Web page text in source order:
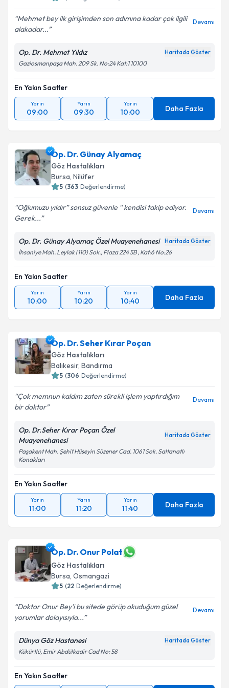
E-posta Adresiniz
Kişisel verilerimin işlenmesine ilişkin
Aydınlatma
Metni'ni okudum ve kişisel verilerimin belirtilen
Takvim Talebini Gönder
Mehmet bey ilk girişimden son adımına kadar çok ilgili
alakadar...
Devamı
Op. Dr. Mehmet Yıldız Haritada Göster
Gaziosmanpaşa Mah. 209 Sk. No:24 Kat:1 10100
En Yakın Saatler
Yarın
09:00
Yarın
09:30
Yarın
10:00 Daha Fazla
Op. Dr. Günay Alyamaç
Göz Hastalıkları
Bursa, Nilüfer
5 (363 Değerlendirme)
Oğlumuzu yıldır” sonsuz güvenle “ kendisi takip ediyor.
Gerek...
Devamı
Op. Dr. Günay Alyamaç Özel Muayenehanesi Haritada Göster
İhsaniye Mah. Leylak (110) Sok., Plaza 224 5B , Kat:6 No:26
En Yakın Saatler
Yarın
10:00
Yarın
10:20
Yarın
10:40 Daha Fazla
Op. Dr. Seher Kırar Poçan
Göz Hastalıkları
Balıkesir, Bandırma
5 (306 Değerlendirme)
Çok memnun kaldım zaten sürekli işlem yaptırdığım
bir doktor
Devamı
Op. Dr.Seher Kırar Poçan Özel
Muayenehanesi
Haritada Göster
Paşakent Mah. Şehit Hüseyin Süzener Cad. 1061 Sok. Saltanatlı
Konakları
En Yakın Saatler
Yarın
11:00
Yarın
11:20
Yarın
11:40 Daha Fazla
Op. Dr. Onur Polat
Göz Hastalıkları
Bursa, Osmangazi
5 (22 Değerlendirme)
Doktor Onur Bey’i bu sitede görüp okuduğum güzel
yorumlar dolayısıyla...
Devamı
Dünya Göz Hastanesi Haritada Göster
Kükürtlü, Emir Abdülkadir Cad No: 58
En Yakın Saatler